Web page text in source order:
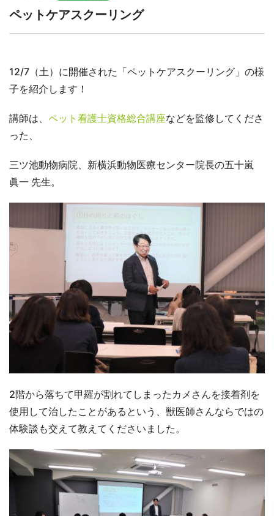
ペットケアスクーリング
12/7（土）に開催された「ペットケアスクーリング」の様
子を紹介します！
講師は、 ペット看護士資格総合講座などを監修してくださ
った、
三ツ池動物病院、新横浜動物医療センター院長の五十嵐
眞一 先生。
2階から落ちて甲羅が割れてしまったカメさんを接着剤を
使用して治したことがあるという、獣医師さんならではの
体験談も交えて教えてくださいました。